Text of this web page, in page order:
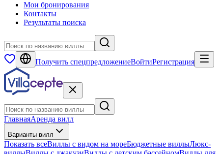
Мои бронирования
Контакты
Результаты поиска
Получить спецпредложениеВойтиРегистрация
ГлавнаяАренда вилл
Варианты вилл
Показать всеВиллы с видом на мореБюджетные виллыЛюкс-